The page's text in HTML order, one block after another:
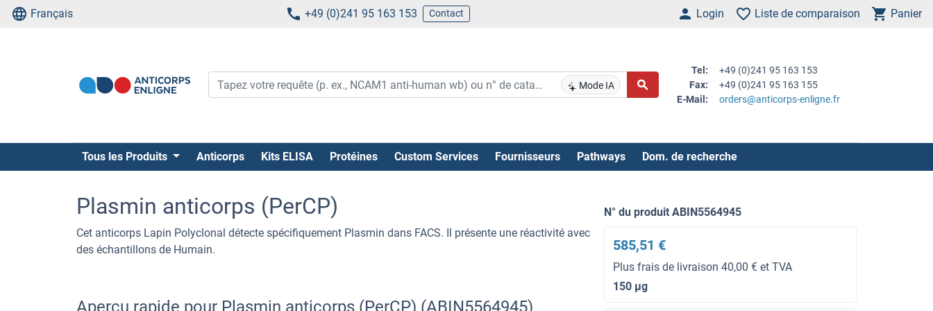
Français +49 (0)241 95 163 153 Contact Login Liste de comparaison Panier
Mode IA
Tel:
+49 (0)241 95 163 153
Fax:
+49 (0)241 95 163 155
E-Mail:
orders@anticorps-enligne.fr
Tous les Produits Anticorps Kits ELISA Protéines Custom Services Fournisseurs Pathways Dom. de recherche
Plasmin anticorps (PerCP)
Cet anticorps Lapin Polyclonal détecte spécifiquement Plasmin dans FACS. Il présente une réactivité avec
des échantillons de Humain.
N° du produit ABIN5564945
585,51 €
Plus frais de livraison 40,00 € et TVA
150 μg
Aperçu rapide pour Plasmin anticorps (PerCP) (ABIN5564945)